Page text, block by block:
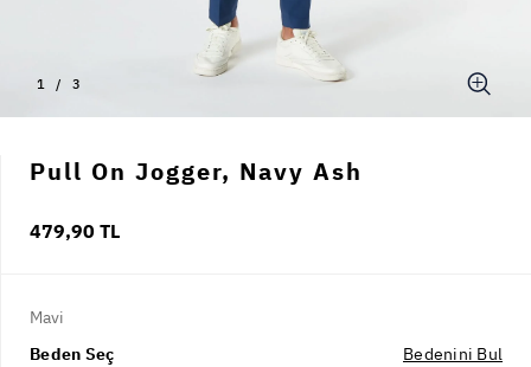
1 / 3
Pull On Jogger, Navy Ash
479,90 TL
Mavi
Beden Seç
Bedenini Bul